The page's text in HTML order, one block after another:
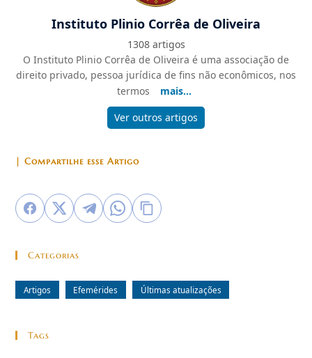
Instituto Plinio Corrêa de Oliveira
1308 artigos
O Instituto Plinio Corrêa de Oliveira é uma associação de
direito privado, pessoa jurídica de fins não econômicos, nos
termos
mais...
Ver outros artigos
| Compartilhe esse Artigo
Categorias
Artigos Efemérides Últimas atualizações
Tags